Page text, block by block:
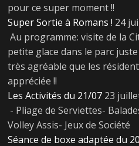
pour ce super moment !!
Super Sortie à Romans ! 24
Au programme: visite de la
petite glace dans le parc
très agréable que les
appréciée !!
Les Activités du 21/07 23
- Pliage de Serviettes-
Volley Assis- Jeux de Société
Séance de boxe adaptée du